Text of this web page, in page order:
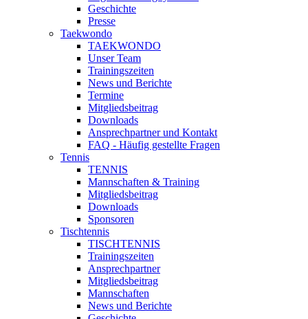
Geschichte
Presse
Taekwondo
TAEKWONDO
Unser Team
Trainingszeiten
News und Berichte
Termine
Mitgliedsbeitrag
Downloads
Ansprechpartner und Kontakt
FAQ - Häufig gestellte Fragen
Tennis
TENNIS
Mannschaften & Training
Mitgliedsbeitrag
Downloads
Sponsoren
Tischtennis
TISCHTENNIS
Trainingszeiten
Ansprechpartner
Mitgliedsbeitrag
Mannschaften
News und Berichte